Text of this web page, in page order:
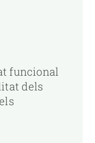
funcional
dels